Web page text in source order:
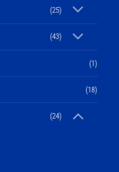
(25)
(43)
(1)
(18)
(24)